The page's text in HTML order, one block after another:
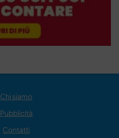
Chi siamo
Pubblicità
Contatti